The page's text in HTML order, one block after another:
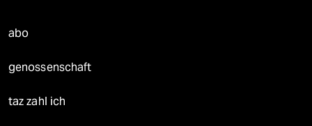
abo
genossenschaft
taz zahl ich